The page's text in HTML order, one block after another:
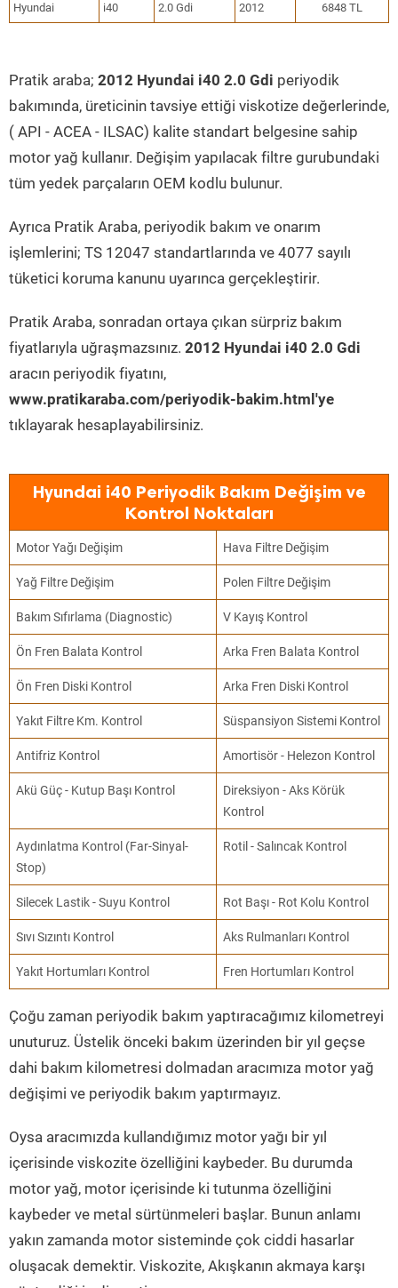
Hyundai i40 2.0 Gdi 2012 6848 TL
Pratik araba; 2012 Hyundai i40 2.0 Gdi periyodik
bakımında, üreticinin tavsiye ettiği viskotize değerlerinde,
( API - ACEA - ILSAC) kalite standart belgesine sahip
motor yağ kullanır. Değişim yapılacak filtre gurubundaki
tüm yedek parçaların OEM kodlu bulunur.
Ayrıca Pratik Araba, periyodik bakım ve onarım
işlemlerini; TS 12047 standartlarında ve 4077 sayılı
tüketici koruma kanunu uyarınca gerçekleştirir.
Pratik Araba, sonradan ortaya çıkan sürpriz bakım
fiyatlarıyla uğraşmazsınız. 2012 Hyundai i40 2.0 Gdi
aracın periyodik fiyatını,
www.pratikaraba.com/periyodik-bakim.html'ye
tıklayarak hesaplayabilirsiniz.
Hyundai i40 Periyodik Bakım Değişim ve
Kontrol Noktaları
Motor Yağı Değişim Hava Filtre Değişim
Yağ Filtre Değişim Polen Filtre Değişim
Bakım Sıfırlama (Diagnostic) V Kayış Kontrol
Ön Fren Balata Kontrol Arka Fren Balata Kontrol
Ön Fren Diski Kontrol Arka Fren Diski Kontrol
Yakıt Filtre Km. Kontrol Süspansiyon Sistemi Kontrol
Antifriz Kontrol Amortisör - Helezon Kontrol
Akü Güç - Kutup Başı Kontrol
Direksiyon - Aks Körük
Kontrol
Aydınlatma Kontrol (Far-Sinyal-
Stop)
Rotil - Salıncak Kontrol
Silecek Lastik - Suyu Kontrol Rot Başı - Rot Kolu Kontrol
Sıvı Sızıntı Kontrol Aks Rulmanları Kontrol
Yakıt Hortumları Kontrol Fren Hortumları Kontrol
Çoğu zaman periyodik bakım yaptıracağımız kilometreyi
unuturuz. Üstelik önceki bakım üzerinden bir yıl geçse
dahi bakım kilometresi dolmadan aracımıza motor yağ
değişimi ve periyodik bakım yaptırmayız.
Oysa aracımızda kullandığımız motor yağı bir yıl
içerisinde viskozite özelliğini kaybeder. Bu durumda
motor yağ, motor içerisinde ki tutunma özelliğini
kaybeder ve metal sürtünmeleri başlar. Bunun anlamı
yakın zamanda motor sisteminde çok ciddi hasarlar
oluşacak demektir. Viskozite, Akışkanın akmaya karşı